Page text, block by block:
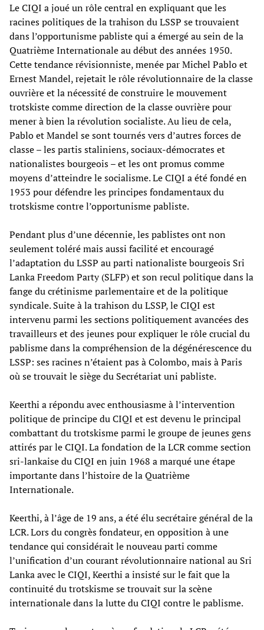
Le CIQI a joué un rôle central en expliquant que les
racines politiques de la trahison du LSSP se trouvaient
dans l’opportunisme pabliste qui a émergé au sein de la
Quatrième Internationale au début des années 1950.
Cette tendance révisionniste, menée par Michel Pablo et
Ernest Mandel, rejetait le rôle révolutionnaire de la classe
ouvrière et la nécessité de construire le mouvement
trotskiste comme direction de la classe ouvrière pour
mener à bien la révolution socialiste. Au lieu de cela,
Pablo et Mandel se sont tournés vers d’autres forces de
classe – les partis staliniens, sociaux-démocrates et
nationalistes bourgeois – et les ont promus comme
moyens d’atteindre le socialisme. Le CIQI a été fondé en
1953 pour défendre les principes fondamentaux du
trotskisme contre l’opportunisme pabliste.
Pendant plus d’une décennie, les pablistes ont non
seulement toléré mais aussi facilité et encouragé
l’adaptation du LSSP au parti nationaliste bourgeois Sri
Lanka Freedom Party (SLFP) et son recul politique dans la
fange du crétinisme parlementaire et de la politique
syndicale. Suite à la trahison du LSSP, le CIQI est
intervenu parmi les sections politiquement avancées des
travailleurs et des jeunes pour expliquer le rôle crucial du
pablisme dans la compréhension de la dégénérescence du
LSSP: ses racines n’étaient pas à Colombo, mais à Paris
où se trouvait le siège du Secrétariat uni pabliste.
Keerthi a répondu avec enthousiasme à l’intervention
politique de principe du CIQI et est devenu le principal
combattant du trotskisme parmi le groupe de jeunes gens
attirés par le CIQI. La fondation de la LCR comme section
sri-lankaise du CIQI en juin 1968 a marqué une étape
importante dans l’histoire de la Quatrième
Internationale.
Keerthi, à l’âge de 19 ans, a été élu secrétaire général de la
LCR. Lors du congrès fondateur, en opposition à une
tendance qui considérait le nouveau parti comme
l’unification d’un courant révolutionnaire national au Sri
Lanka avec le CIQI, Keerthi a insisté sur le fait que la
continuité du trotskisme se trouvait sur la scène
internationale dans la lutte du CIQI contre le pablisme.